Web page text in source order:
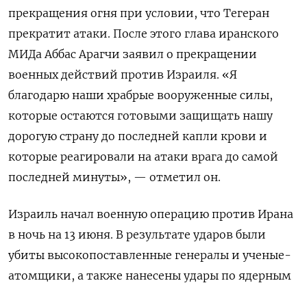
прекращения огня при условии, что Тегеран
прекратит атаки. После этого глава иранского
МИДа Аббас Арагчи заявил о прекращении
военных действий против Израиля. «Я
благодарю наши храбрые вооруженные силы,
которые остаются готовыми защищать нашу
дорогую страну до последней капли крови и
которые реагировали на атаки врага до самой
последней минуты», — отметил он.
Израиль начал военную операцию против Ирана
в ночь на 13 июня. В результате ударов были
убиты высокопоставленные генералы и ученые-
атомщики, а также нанесены удары по ядерным